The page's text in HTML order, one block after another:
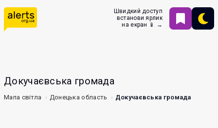
Швидкий доступ
встанови ярлик
на екран 📱 →
Докучаєвська громада
Мапа світла Донецька область Докучаєвська громада